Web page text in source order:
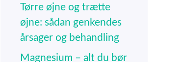
Tørre øjne og trætte
øjne: sådan genkendes
årsager og behandling
Magnesium – alt du bør